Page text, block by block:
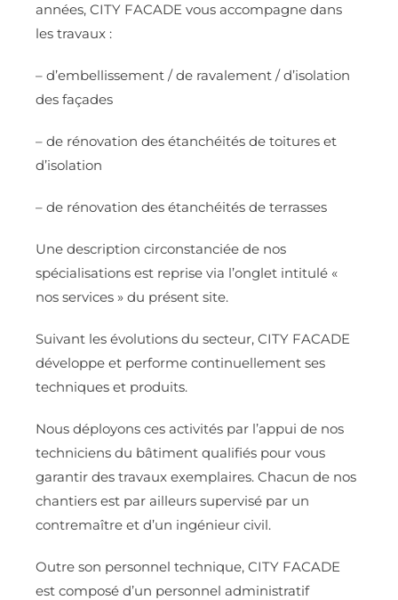
années, CITY FACADE vous accompagne dans
les travaux :
– d’embellissement / de ravalement / d’isolation
des façades
– de rénovation des étanchéités de toitures et
d’isolation
– de rénovation des étanchéités de terrasses
Une description circonstanciée de nos
spécialisations est reprise via l’onglet intitulé «
nos services » du présent site.
Suivant les évolutions du secteur, CITY FACADE
développe et performe continuellement ses
techniques et produits.
Nous déployons ces activités par l’appui de nos
techniciens du bâtiment qualifiés pour vous
garantir des travaux exemplaires. Chacun de nos
chantiers est par ailleurs supervisé par un
contremaître et d’un ingénieur civil.
Outre son personnel technique, CITY FACADE
est composé d’un personnel administratif